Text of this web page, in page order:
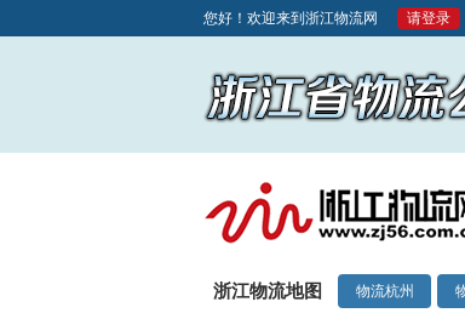
您好！欢迎来到浙江物流网 请登录
浙江物流地图 物流杭州